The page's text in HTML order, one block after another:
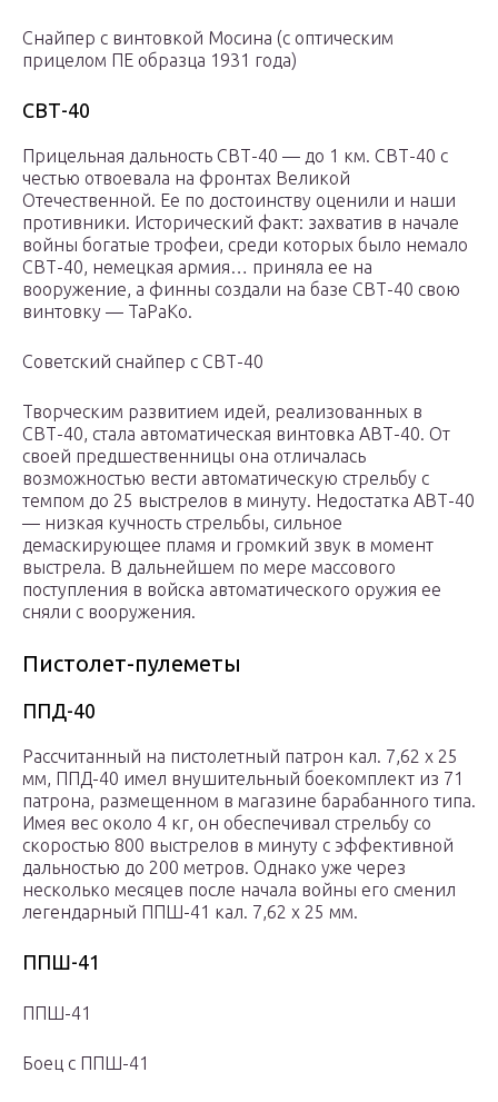
Снайпер с винтовкой Мосина (c оптическим
прицелом ПЕ образца 1931 года)
СВТ-40
Прицельная дальность СВТ-40 — до 1 км. СВТ-40 с
честью отвоевала на фронтах Великой
Отечественной. Ее по достоинству оценили и наши
противники. Исторический факт: захватив в начале
войны богатые трофеи, среди которых было немало
СВТ-40, немецкая армия… приняла ее на
вооружение, а финны создали на базе СВТ-40 свою
винтовку — ТаРаКо.
Советский снайпер с СВТ-40
Творческим развитием идей, реализованных в
СВТ-40, стала автоматическая винтовка АВТ-40. От
своей предшественницы она отличалась
возможностью вести автоматическую стрельбу с
темпом до 25 выстрелов в минуту. Недостатка АВТ-40
— низкая кучность стрельбы, сильное
демаскирующее пламя и громкий звук в момент
выстрела. В дальнейшем по мере массового
поступления в войска автоматического оружия ее
сняли с вооружения.
Пистолет-пулеметы
ППД-40
Рассчитанный на пистолетный патрон кал. 7,62 х 25
мм, ППД-40 имел внушительный боекомплект из 71
патрона, размещенном в магазине барабанного типа.
Имея вес около 4 кг, он обеспечивал стрельбу со
скоростью 800 выстрелов в минуту с эффективной
дальностью до 200 метров. Однако уже через
несколько месяцев после начала войны его сменил
легендарный ППШ-41 кал. 7,62 х 25 мм.
ППШ-41
ППШ-41
Боец с ППШ-41